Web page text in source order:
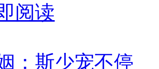
阅读
：斯少宠不停